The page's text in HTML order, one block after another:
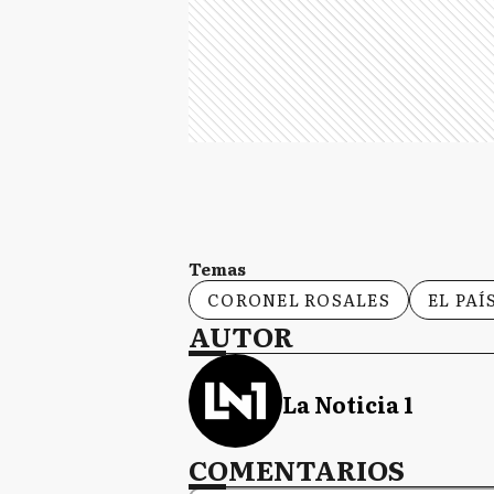
Temas
CORONEL ROSALES
EL
AUTOR
La Noticia 1
COMENTARIOS